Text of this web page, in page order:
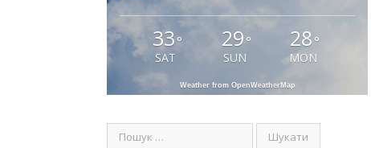
33 °
SAT
29 °
SUN
28 °
MON
Weather from OpenWeatherMap